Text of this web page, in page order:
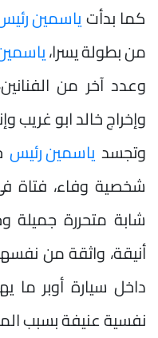
كما بدأتياسمين
من بطولة يسرا،
وعدد آخر من
وإخراج خالد ابو غريب
وتجسدياسمين رئيس
شخصية وفاء، فتاة
شابة متحررة جميلة
أنيقة، واثقة من
داخل سيارة أوبر
نفسية عنيفة بسبب